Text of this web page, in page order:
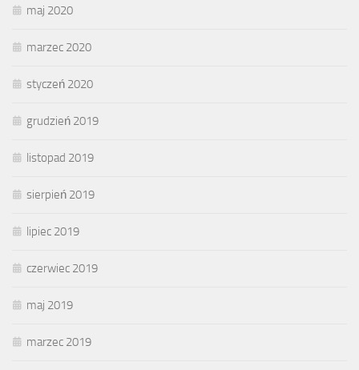
maj 2020
marzec 2020
styczeń 2020
grudzień 2019
listopad 2019
sierpień 2019
lipiec 2019
czerwiec 2019
maj 2019
marzec 2019